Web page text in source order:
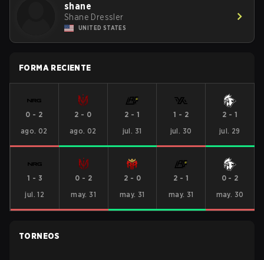
shane
Shane Dressler
UNITED STATES
FORMA RECIENTE
0 - 2
ago. 02
2 - 0
ago. 02
2 - 1
jul. 31
1 - 2
jul. 30
2 - 1
jul. 29
1 - 3
jul. 12
0 - 2
may. 31
2 - 0
may. 31
2 - 1
may. 31
0- 2
may. 30
TORNEOS